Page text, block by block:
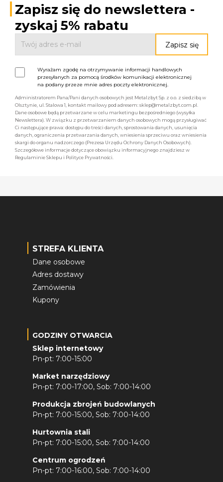
Zapisz się do newslettera -
zyskaj 5% rabatu
Wyrażam zgodę na otrzymywanie informacji handlowych
przesyłanych za pomocą środków komunikacji elektronicznej
na podany przeze mnie adres poczty elektronicznej.
Administratorem Pana/Pani danych osobowych jest Metalzbyt Sp. z o.o. z siedzibą w
Olsztynie, ul. Stalowa 1, kontakt mailowy pod adresem: sklep@metalzbyt.com.pl.
Dane osobowe będą przetwarzane w celu marketingu bezpośredniego (wysyłka
Newslettera). W związku z przetwarzaniem danych osobowych mogą przysługiwać
Ci następujące prawa: dostępu do treści danych, sprostowania danych, usunięcia
danych, ograniczenia przetwarzania danych, wniesienia sprzeciwu oraz wniesienia
skargi do organu nadzorczego (Prezesa Urzędu Ochrony Danych Osobowych).
Szczegółowe informacje dotyczące obowiązku informacyjnego znajdziesz w
Regulaminie Sklepu i Polityce Prywatności.
STREFA KLIENTA
Dane osobowe
Adres dostawy
Zamówienia
Kupony
GODZINY OTWARCIA
Sklep internetowy
Pn-pt: 7:00-15:00
Market narzędziowy
Pn-pt: 7:00-17:00, Sob: 7:00-14:00
Produkcja zbrojeń budowlanych
Pn-pt: 7:00-15:00, Sob: 7:00-14:00
Hurtownia stali
Pn-pt: 7:00-15:00, Sob: 7:00-14:00
Centrum ogrodzeń
Pn-pt: 7:00-16:00, Sob: 7:00-14:00